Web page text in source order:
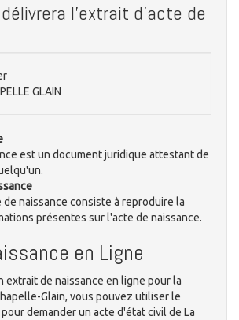
l'extrait d'acte de
GLAIN
est un document juridique attestant de
de naissance consiste à reproduire la
présentes sur l'acte de naissance.
en Ligne
extrait de naissance en ligne pour la
Glain, vous pouvez utiliser le
demander un acte d'état civil de La